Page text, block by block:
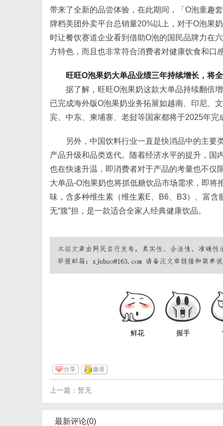
带来了全新的品尝体验，在此期间，「O泡童趣
牌档美团外卖平台总销量20%以上，对于O泡果
时让餐饮赛道企业看到借助O泡的国民品牌力在
方特色，而且也非常符合消费者对健康饮食和口
旺旺O泡果奶大单品业绩三年持续增长，将
据了解，旺旺O泡果奶这款大单品持续翻倍
已完成海外版O泡果奶业务拓展如越南、印尼、
宾、中东、柬埔寨、老挝等国家都将于2025年完
另外，中国饮料行业一直是快消品中的主要
产品升级和品类迭代。随着经济水平的提升，国
也在快速升温，即消费者对于产品的考量也不仅
大单品-O泡果奶也将抓低糖饮品市场需求，即
味，含多种维生素（维生素E、B6、B3）、富
无“腹”担，是一款适合全家人经典健康饮品。
鲜花 握手
分享 邀请
上一篇：暂无
最新评论(0)